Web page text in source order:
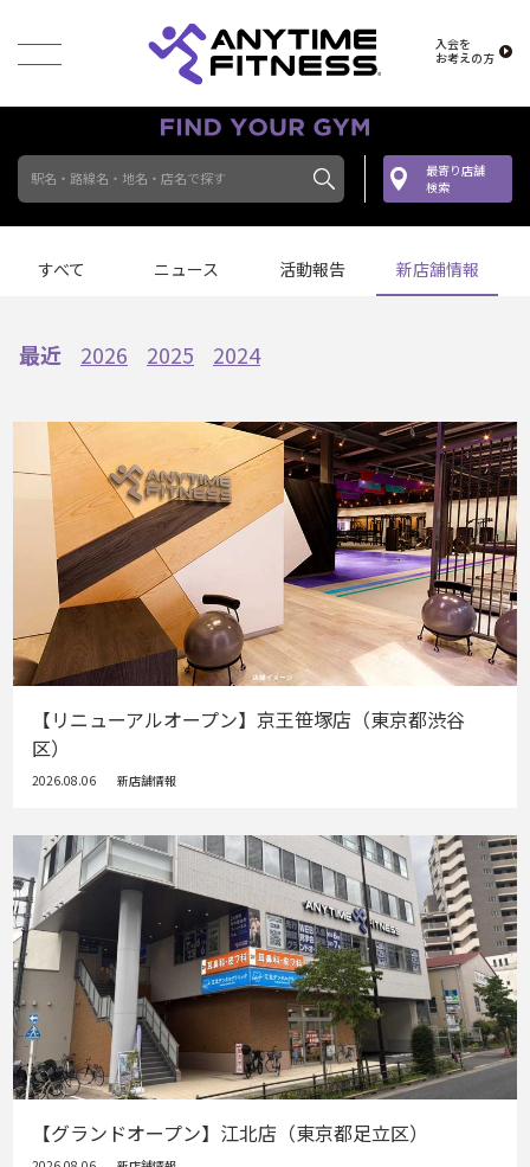
入会を
お考えの方
駅名・路線名・地名・店名で探す
最寄り店舗
検索
すべて ニュース 活動報告 新店舗情報
最近 2026 2025 2024
【リニューアルオープン】京王笹塚店（東京都渋谷
区）
2026.08.06 新店舗情報
【グランドオープン】江北店（東京都足立区）